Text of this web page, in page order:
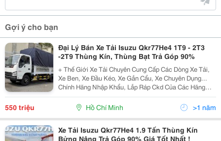
Gợi ý cho bạn
Đại Lý Bán Xe Tải Isuzu Qkr77He4 1T9 - 2T3
-2T9 Thùng Kín, Thùng Bạt Trả Góp 90%
+ Thế Giới Xe Tải Chuyên Cung Cấp Các Dòng Xe Tải,
Xe Ben, Xe Đầu Kéo, Xe Gắn Cẩu, Xe Chuyên Dụng...
Chính Hãng Nhập Khẩu, Lắp Ráp Ckd Của Các Hãng
Thương Hiệu Isuzu, Hino, Fuso, Hyundai, Daewoo,
Teraco... Cam Kết Hỗ Trợ Trả Góp Lên Đến 90% Giá Trị X
550 triệu Hồ Chí Minh >1 năm
Xe Tải Isuzu Qkr77He4 1.9 Tấn Thùng Kín
Bửng Nâng Trả Góp 90% Giá Tốt Nhất !